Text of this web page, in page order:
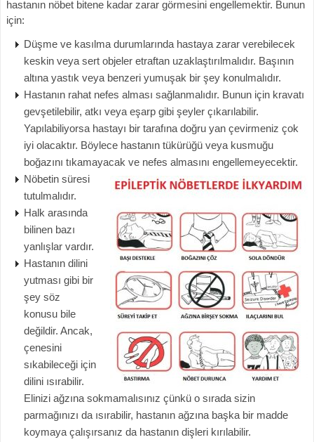
hastanın nöbet bitene kadar zarar görmesini engellemektir. Bunun
için:
Düşme ve kasılma durumlarında hastaya zarar verebilecek
keskin veya sert objeler etraftan uzaklaştırılmalıdır. Başının
altına yastık veya benzeri yumuşak bir şey konulmalıdır.
Hastanın rahat nefes alması sağlanmalıdır. Bunun için kravatı
gevşetilebilir, atkı veya eşarp gibi şeyler çıkarılabilir.
Yapılabiliyorsa hastayı bir tarafına doğru yan çevirmeniz çok
iyi olacaktır. Böylece hastanın tükürüğü veya kusmuğu
boğazını tıkamayacak ve nefes almasını engellemeyecektir.
Nöbetin süresi
tutulmalıdır.
Halk arasında
bilinen bazı
yanlışlar vardır.
Hastanın dilini
yutması gibi bir
şey söz
konusu bile
değildir. Ancak,
çenesini
sıkabileceği için
dilini ısırabilir.
Elinizi ağzına sokmamalısınız çünkü o sırada sizin
parmağınızı da ısırabilir, hastanın ağzına başka bir madde
koymaya çalışırsanız da hastanın dişleri kırılabilir.